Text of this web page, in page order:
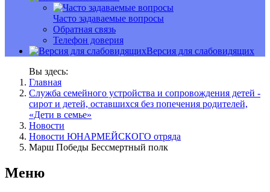
Часто задаваемые вопросы
Обратная связь
Телефон доверия
Версия для слабовидящих
Вы здесь:
Главная
Служба семейного устройства и сопровождения детей -
сирот и детей, оставшихся без попечения родителей,
«Дети в семье»
Новости
Новости ЮНАРМЕЙСКОГО отряда
Марш Победы Бессмертный полк
Меню